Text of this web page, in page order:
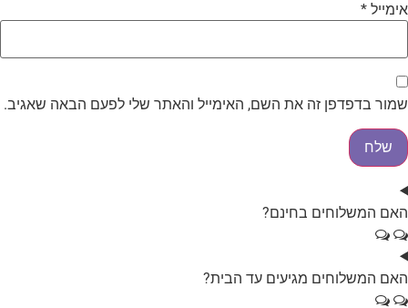
אימייל *
שמור בדפדפן זה את השם, האימייל והאתר שלי לפעם הבאה שאגיב.
האם המשלוחים בחינם?
האם המשלוחים מגיעים עד הבית?